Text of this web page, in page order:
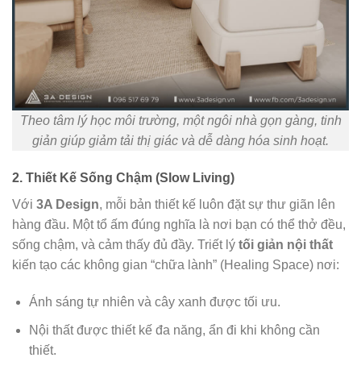
Theo tâm lý học môi trường, một ngôi nhà gọn gàng, tinh
giản giúp giảm tải thị giác và dễ dàng hóa sinh hoạt.
2. Thiết Kế Sống Chậm (Slow Living)
Với 3A Design, mỗi bản thiết kế luôn đặt sự thư giãn lên
hàng đầu. Một tổ ấm đúng nghĩa là nơi bạn có thể thở đều,
sống chậm, và cảm thấy đủ đầy. Triết lý tối giản nội thất
kiến tạo các không gian “chữa lành” (Healing Space) nơi:
Ánh sáng tự nhiên và cây xanh được tối ưu.
Nội thất được thiết kế đa năng, ẩn đi khi không cần
thiết.